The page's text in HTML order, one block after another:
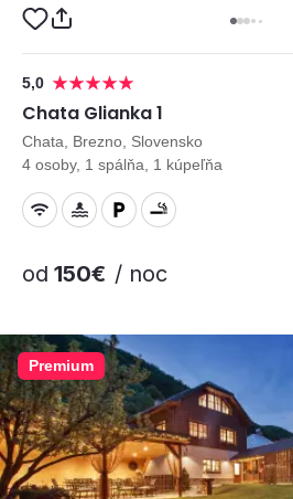
5,0
Chata Glianka 1
Chata, Brezno, Slovensko
4 osoby, 1 spálňa, 1 kúpeľňa
od 150€ / noc
Premium